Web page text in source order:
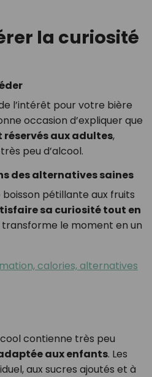
la curiosité
l’intérêt pour votre bière
occasion d’expliquer que
aux adultes,
peu d’alcool.
des alternatives saines
pétillante aux fruits
sa curiosité tout en
transforme le moment en un
calories, alternatives
contienne très peu
aux enfants. Les
aux sucres ajoutés et à